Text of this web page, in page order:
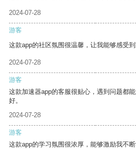
2024-07-28
游客
这款app的社区氛围很温馨，让我能够感受到
2024-07-28
游客
这款加速器app的客服很贴心，遇到问题都
好。
2024-07-28
游客
这款app的学习氛围很浓厚，能够激励我不